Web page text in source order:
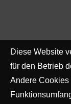
Diese Website
für den Betrieb
Andere